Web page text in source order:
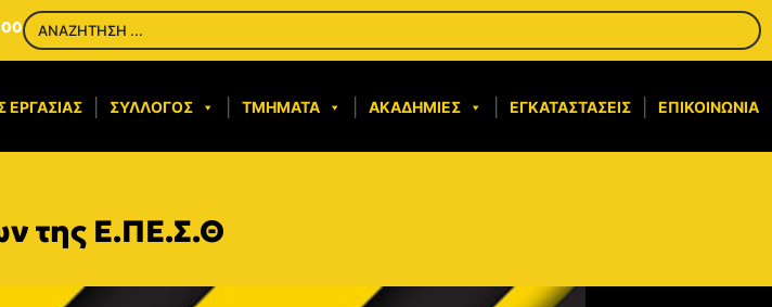
ΕΡΓΑΣΊΑΣ ΣΎΛΛΟΓΟΣ ΤΜΉΜΑΤΑ ΑΚΑΔΗΜΊΕΣ ΕΓΚΑΤΑΣΤΆΣΕΙΣ ΕΠΙΚΟΙΝΩΝΊΑ
της Ε.ΠΕ.Σ.Θ